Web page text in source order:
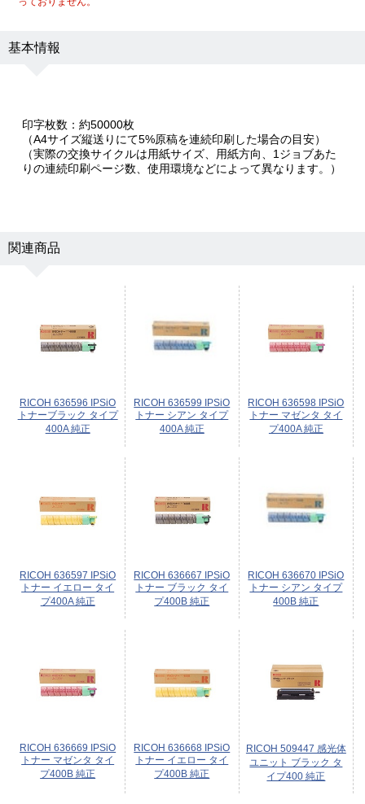
基本情報
印字枚数：約50000枚
（A4サイズ縦送りにて5%原稿を連続印刷した場合の目安）
（実際の交換サイクルは用紙サイズ、用紙方向、1ジョブあた
りの連続印刷ページ数、使用環境などによって異なります。）
関連商品
RICOH 636596 IPSiO
トナーブラック タイプ
400A 純正
RICOH 636599 IPSiO
トナー シアン タイプ
400A 純正
RICOH 636598 IPSiO
トナー マゼンタ タイ
プ400A 純正
RICOH 636597 IPSiO
トナー イエロー タイ
プ400A 純正
RICOH 636667 IPSiO
トナー ブラック タイ
プ400B 純正
RICOH 636670 IPSiO
トナー シアン タイプ
400B 純正
RICOH 636669 IPSiO
トナー マゼンタ タイ
プ400B 純正
RICOH 636668 IPSiO
トナー イエロー タイ
プ400B 純正
RICOH 509447 感光体
ユニット ブラック タ
イプ400 純正